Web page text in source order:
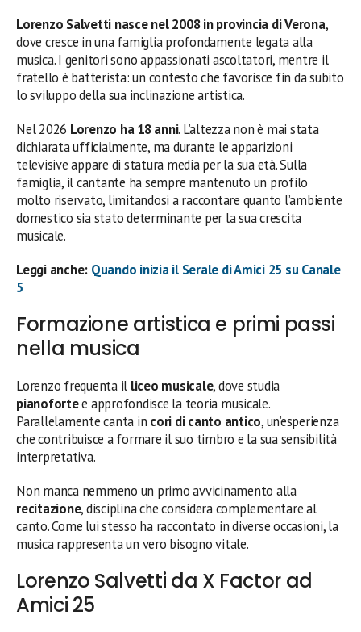
Lorenzo Salvetti nasce nel 2008 in provincia di Verona,
dove cresce in una famiglia profondamente legata alla
musica. I genitori sono appassionati ascoltatori, mentre il
fratello è batterista: un contesto che favorisce fin da subito
lo sviluppo della sua inclinazione artistica.
Nel 2026 Lorenzo ha 18 anni. L’altezza non è mai stata
dichiarata ufficialmente, ma durante le apparizioni
televisive appare di statura media per la sua età. Sulla
famiglia, il cantante ha sempre mantenuto un profilo
molto riservato, limitandosi a raccontare quanto l’ambiente
domestico sia stato determinante per la sua crescita
musicale.
Leggi anche: Quando inizia il Serale di Amici 25 su Canale
5
Formazione artistica e primi passi
nella musica
Lorenzo frequenta il liceo musicale, dove studia
pianofortee approfondisce la teoria musicale.
Parallelamente canta in cori di canto antico, un’esperienza
che contribuisce a formare il suo timbro e la sua sensibilità
interpretativa.
Non manca nemmeno un primo avvicinamento alla
recitazione, disciplina che considera complementare al
canto. Come lui stesso ha raccontato in diverse occasioni, la
musica rappresenta un vero bisogno vitale.
Lorenzo Salvetti da X Factor ad
Amici 25